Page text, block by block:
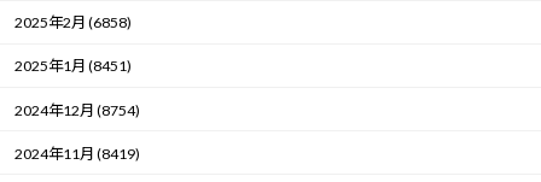
2025年2月 (6858)
2025年1月 (8451)
2024年12月 (8754)
2024年11月 (8419)